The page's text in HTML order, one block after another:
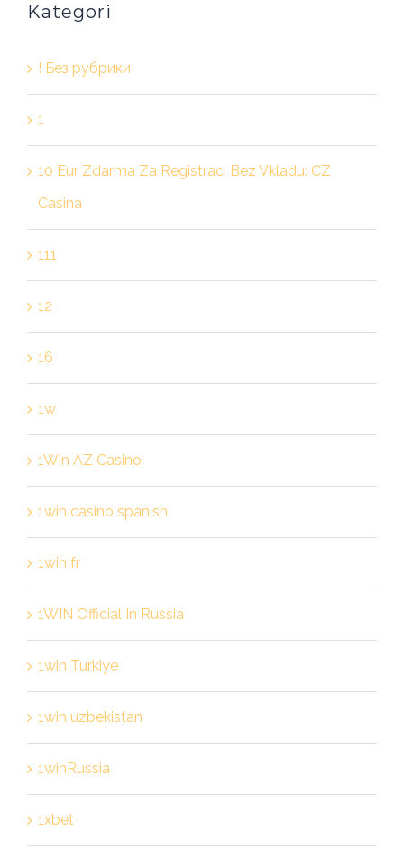
Kategori
! Без рубрики
1
10 Eur Zdarma Za Registraci Bez Vkladu: CZ
Casina
111
12
16
1w
1Win AZ Casino
1win casino spanish
1win fr
1WIN Official In Russia
1win Turkiye
1win uzbekistan
1winRussia
1xbet